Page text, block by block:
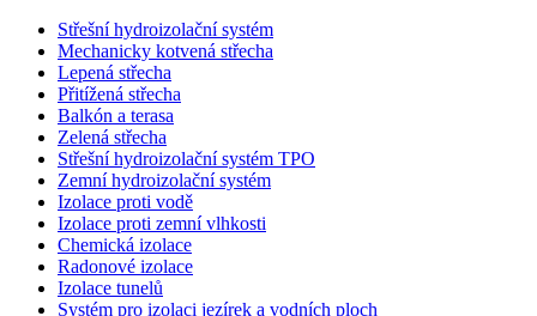
Střešní hydroizolační systém
Mechanicky kotvená střecha
Lepená střecha
Přitížená střecha
Balkón a terasa
Zelená střecha
Střešní hydroizolační systém TPO
Zemní hydroizolační systém
Izolace proti vodě
Izolace proti zemní vlhkosti
Chemická izolace
Radonové izolace
Izolace tunelů
Systém pro izolaci jezírek a vodních ploch